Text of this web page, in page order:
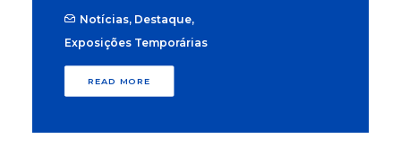
Notícias, Destaque,
Exposições Temporárias
READ MORE